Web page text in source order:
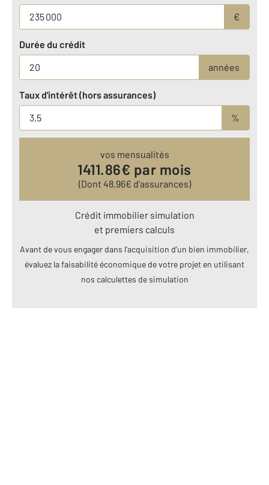
€
Durée du crédit
années
Taux d'intérêt (hors assurances)
%
vos mensualités
1411.86€ par mois
(Dont 48.96€ d’assurances)
Crédit immobilier simulation
et premiers calculs
Avant de vous engager dans l’acquisition d’un bien immobilier,
évaluez la faisabilité économique de votre projet en utilisant
nos calculettes de simulation